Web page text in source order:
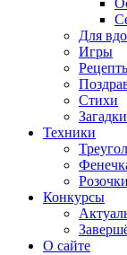
Для
Игры
Стихи
Загадки
Техники
Конкурсы
О сайте